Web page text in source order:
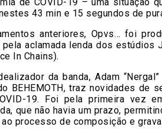
43 min e 15 segundos de
anteriores, Opvs… foi
aclamada lenda dos estúdios
In Chains).
da banda, Adam
BEHEMOTH, traz novidades de
19. Foi pela primeira vez
que não havia um prazo,
processo de composição e